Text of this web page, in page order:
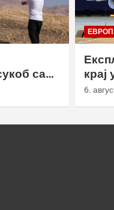
са
крај
6.